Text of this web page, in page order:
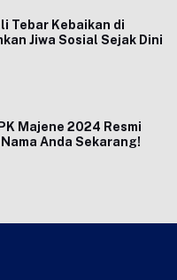
Tebar Kebaikan di
Jiwa Sosial Sejak Dini
Majene 2024 Resmi
Anda Sekarang!